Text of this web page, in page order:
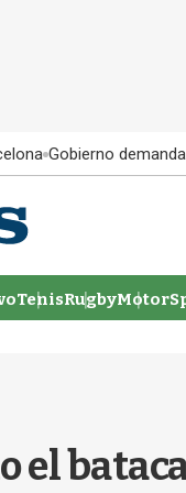
Gobierno
TenisRugby
el